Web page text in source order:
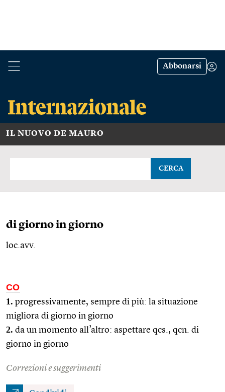
Abbonarsi
IL NUOVO DE MAURO
CERCA
di giorno in giorno
loc.avv.
CO
1. progressivamente, sempre di più: la situazione
migliora di giorno in giorno
2. da un momento all’altro: aspettare qcs. , qcn. di
giorno in giorno
Correzioni e suggerimenti